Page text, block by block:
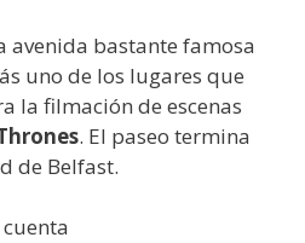
avenida bastante famosa
uno de los lugares que
la filmación de escenas
. El paseo termina
de Belfast.